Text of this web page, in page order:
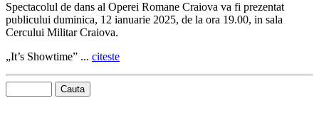
Spectacolul de dans al Operei Romane Craiova va fi prezentat
publicului duminica, 12 ianuarie 2025, de la ora 19.00, in sala
Cercului Militar Craiova.
„It’s Showtime” ... citeste